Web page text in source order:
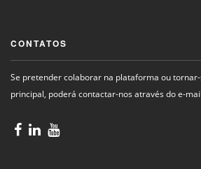
CONTATOS
Se pretender colaborar na plataforma ou
principal, poderá contactar-nos através do e-